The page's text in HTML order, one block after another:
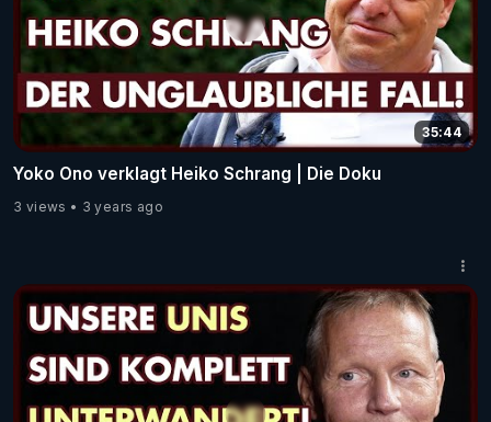
35:44
Yoko Ono verklagt Heiko Schrang | Die Doku
3 views 3 years ago